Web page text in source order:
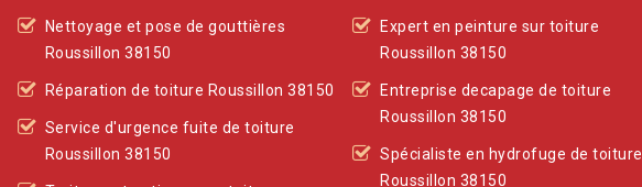
Nettoyage et pose de gouttières
Roussillon 38150
Réparation de toiture Roussillon 38150
Service d'urgence fuite de toiture
Roussillon 38150
Expert en peinture sur toiture
Roussillon 38150
Entreprise decapage de toiture
Roussillon 38150
Spécialiste en hydrofuge de toiture
Roussillon 38150